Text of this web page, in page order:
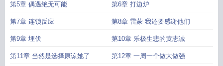
第5章 偶遇绝无可能 第6章 打边炉
第7章 连锁反应 第8章 雷蒙 我还要感谢他们
第9章 埋伏 第10章 乐极生悲的黄志诚
第11章 当然是选择原谅她了 第12章 一周一个做大做强